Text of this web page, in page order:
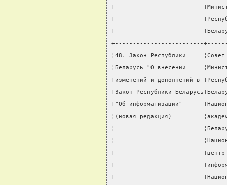
¦
¦
¦
+-------------------------
¦48. Закон Республики
¦Беларусь "О внесении
¦изменений и дополнений в
¦Закон Республики
¦"Об информатизации"
¦(новая редакция)
¦
¦
¦
¦
¦